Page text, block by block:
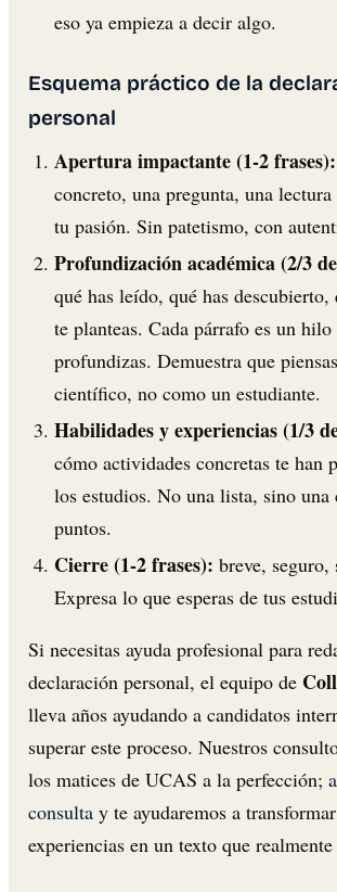
eso ya empieza a decir algo.
Esquema práctico de la
personal
Apertura impactante (1-2 frases):
concreto, una pregunta, una
tu pasión. Sin patetismo, con
Profundización académica (2/3
qué has leído, qué has descubierto,
te planteas. Cada párrafo es un hilo
profundizas. Demuestra que
científico, no como un estudiante.
Habilidades y experiencias (1/3
cómo actividades concretas te han
los estudios. No una lista, sino una
puntos.
Cierre (1-2 frases): breve,
Expresa lo que esperas de tus
Si necesitas ayuda profesional para
declaración personal, el equipo de
lleva años ayudando a candidatos
superar este proceso. Nuestros
los matices de UCAS a la perfección;
consulta y te ayudaremos a
experiencias en un texto que